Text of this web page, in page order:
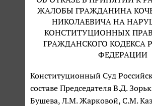
ЖАЛОБЫ ГРАЖДАНИНА
НИКОЛАЕВИЧА НА
КОНСТИТУЦИОННЫХ ПРАВ
ГРАЖДАНСКОГО КОДЕКСА
ФЕДЕРАЦИИ
Конституционный Суд
составе Председателя В.Д.
Бушева, Л.М. Жарковой, С.М.